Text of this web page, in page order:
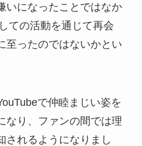
いになったことではなか
ての活動を通じて再会
至ったのではないかとい
で仲睦まじい姿を
なり、ファンの間では理
されるようになりまし